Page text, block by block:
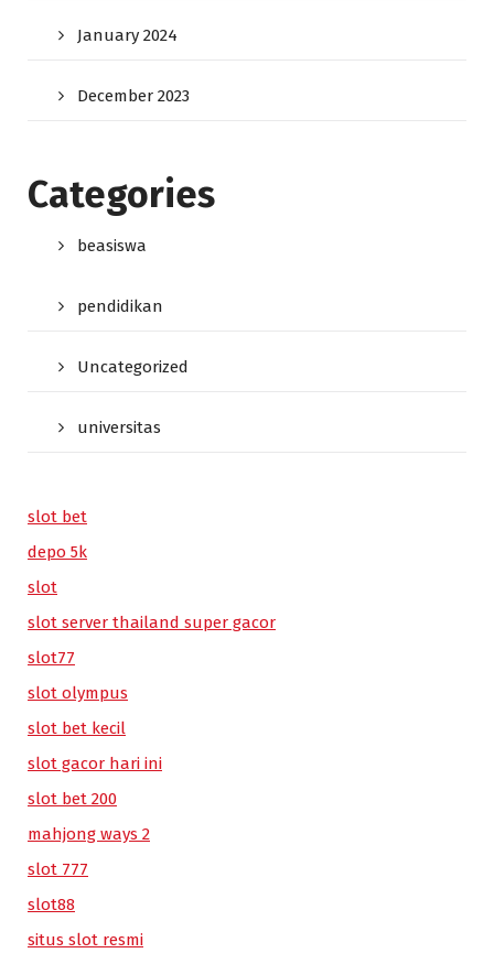
January 2024
December 2023
Categories
beasiswa
pendidikan
Uncategorized
universitas
slot bet
depo 5k
slot
slot server thailand super gacor
slot77
slot olympus
slot bet kecil
slot gacor hari ini
slot bet 200
mahjong ways 2
slot 777
slot88
situs slot resmi